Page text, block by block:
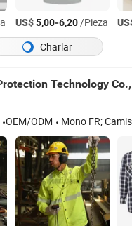
US$5,00-6,20/Pieza
Charlar
Technology
OEM/ODM Mono FR; Camisa FR; Chaqueta FR;